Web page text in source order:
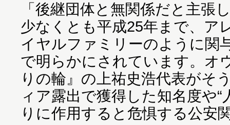
「後継団体と無関係だと主張
少なくとも平成25年まで、ア
イヤルファミリーのように関
で明らかにされています。オ
りの輪』の上祐史浩代表がそ
ィア露出で獲得した知名度や“
りに作用すると危惧する公安